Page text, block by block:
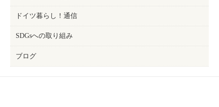
ドイツ暮らし！通信
SDGsへの取り組み
ブログ